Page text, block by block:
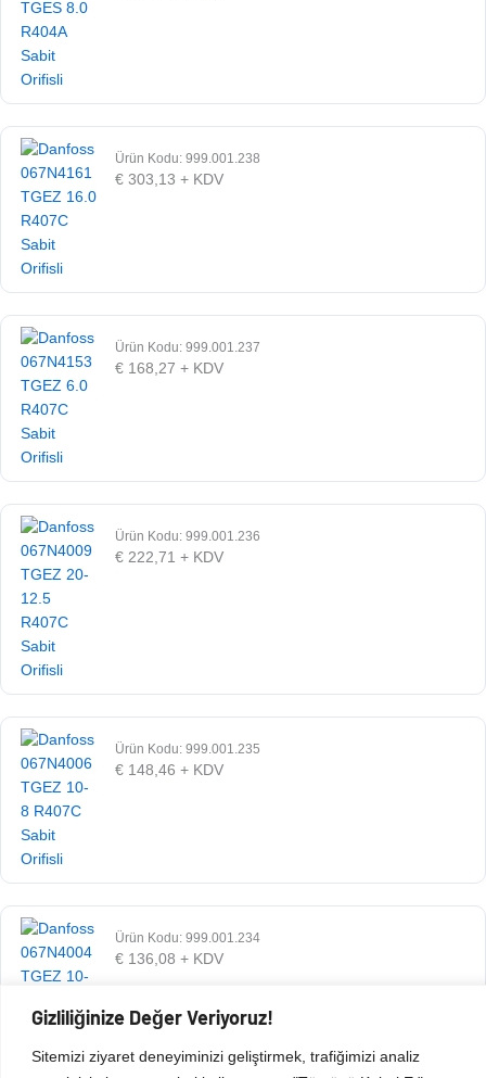
Gizliliğinize Değer Veriyoruz!
Sitemizi ziyaret deneyiminizi geliştirmek, trafiğimizi analiz
Ürün Kodu: 999.001.238
€ 303,13 + KDV
Ürün Kodu: 999.001.237
€ 168,27 + KDV
Ürün Kodu: 999.001.236
€ 222,71 + KDV
Ürün Kodu: 999.001.235
€ 148,46 + KDV
Ürün Kodu: 999.001.234
€ 136,08 + KDV